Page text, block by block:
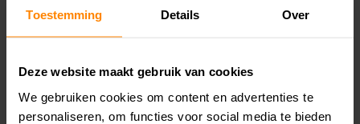
Toestemming Details Over
Deze website maakt gebruik van cookies
We gebruiken cookies om content en advertenties te
personaliseren, om functies voor social media te bieden
Heren is een onderdeel van
de schoenencollectie van
€159,99 €89,99
padelschoen die je